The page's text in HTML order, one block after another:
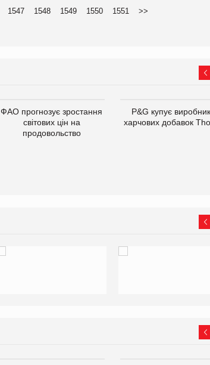
1547 1548 1549 1550 1551 >>
ФАО прогнозує зростання
світових цін на
продовольство
P&G купує
харчових добавок